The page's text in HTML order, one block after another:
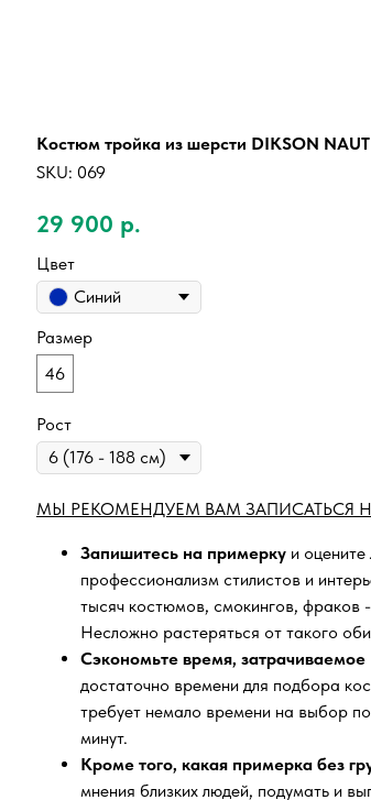
Костюм тройка из шерсти DIKSON
SKU: 069
29 900 р.
Цвет
Синий
Размер
46
Рост
МЫ РЕКОМЕНДУЕМ ВАМ ЗАПИСАТЬСЯ
Запишитесь на примерку и
профессионализм стилистов и
тысяч костюмов, смокингов, фраков
Несложно растеряться от такого
Сэкономьте время,
достаточно времени для подбора
требует немало времени на выбор
минут.
Кроме того, какая примерка без
мнения близких людей, подумать и